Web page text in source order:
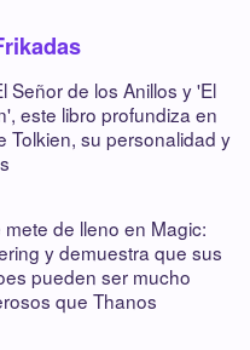
Señor de los Anillos y 'El
este libro profundiza en
Tolkien, su personalidad y
mete de lleno en Magic:
y demuestra que sus
pueden ser mucho
que Thanos